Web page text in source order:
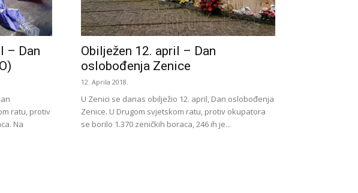
– Dan
ratu, protiv
Na
Obilježen 12. april – Dan
oslobođenja Zenice
12. Aprila 2018.
U Zenici se danas obilježio 12. april, Dan oslobođenja
Zenice. U Drugom svjetskom ratu, protiv okupatora
se borilo 1.370 zeničkih boraca, 246 ih je...